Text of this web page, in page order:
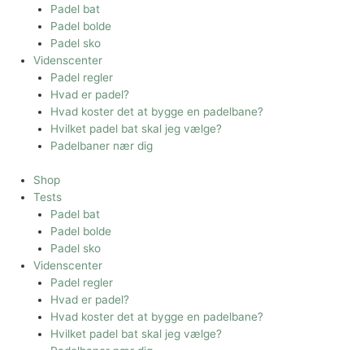
Padel bat
Padel bolde
Padel sko
Videnscenter
Padel regler
Hvad er padel?
Hvad koster det at bygge en padelbane?
Hvilket padel bat skal jeg vælge?
Padelbaner nær dig
Shop
Tests
Padel bat
Padel bolde
Padel sko
Videnscenter
Padel regler
Hvad er padel?
Hvad koster det at bygge en padelbane?
Hvilket padel bat skal jeg vælge?